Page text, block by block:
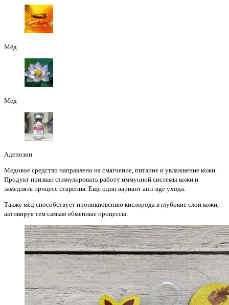
Мёд
Мёд
Аденозин
Медовое средство направлено на смягчение, питание и увлажнение кожи.
Продукт призван стимулировать работу иммунной системы кожи и
замедлять процесс старения. Ещё один вариант anti-age ухода.
Также мёд способствует проникновению кислорода в глубокие слои кожи,
активируя тем самым обменные процессы.